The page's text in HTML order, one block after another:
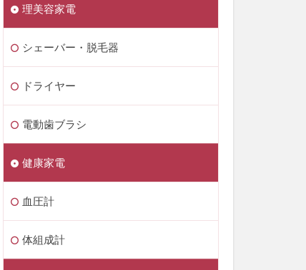
理美容家電
シェーバー・脱毛器
ドライヤー
電動歯ブラシ
健康家電
血圧計
体組成計